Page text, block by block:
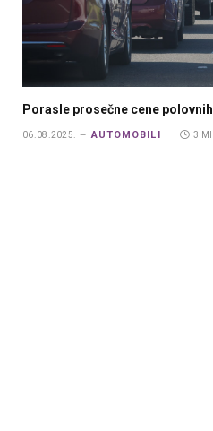
Porasle prosečne cene
06.08.2025. AUTOMOBILI 3